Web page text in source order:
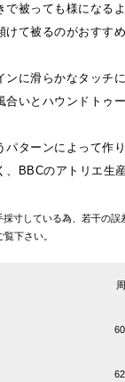
で被っても様になる
て被るのがおすすめ
ンに滑らかなタッチ
合いとハウンドトゥ
パターンによって作
BBCのアトリエ生
寸している為、若干の誤
覧下さい。